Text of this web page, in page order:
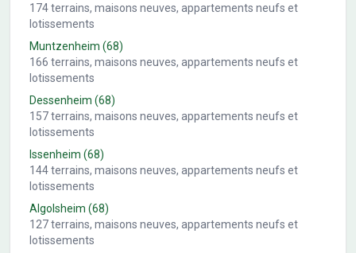
174terrains, maisons neuves, appartements neufs et
lotissements
Muntzenheim (68)
166 terrains, maisons neuves, appartements neufs et
lotissements
Dessenheim (68)
157terrains, maisons neuves, appartements neufs et
lotissements
Issenheim (68)
144terrains, maisons neuves, appartements neufs et
lotissements
Algolsheim (68)
127terrains, maisons neuves, appartements neufs et
lotissements